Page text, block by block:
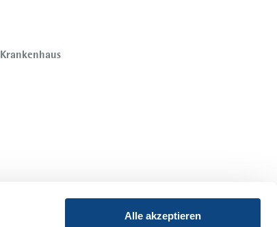
Alle akzeptieren